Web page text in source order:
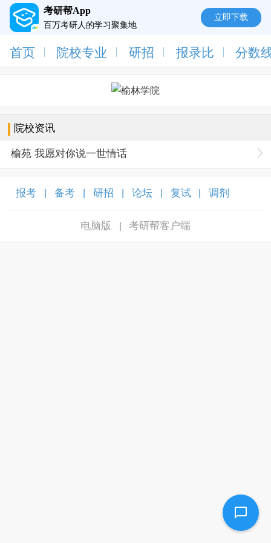
考研帮App
百万考研人的学习聚集地
立即下载
首页 院校专业 研招 报录比 分数
院校资讯
榆苑 我愿对你说一世情话
报考 备考 研招 论坛 复试 调剂
电脑版 考研帮客户端